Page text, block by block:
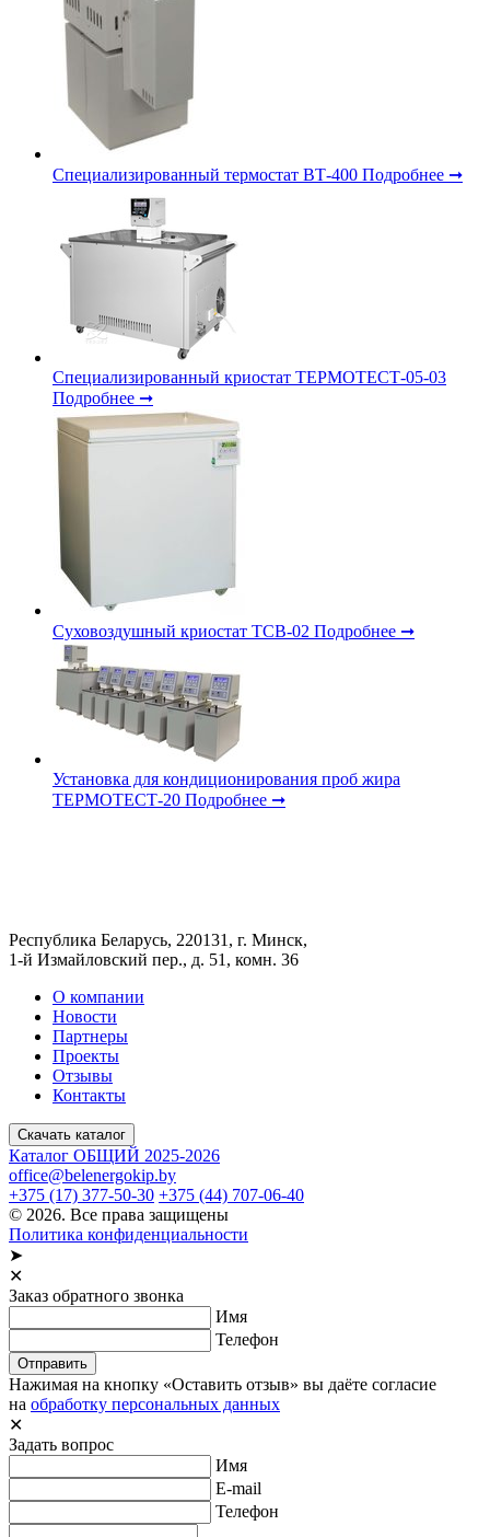
Специализированный термостат ВТ-400 Подробнее ➞
Специализированный криостат ТЕРМОТЕСТ-05-03
Подробнее ➞
Суховоздушный криостат ТСВ-02 Подробнее ➞
Установка для кондиционирования проб жира
ТЕРМОТЕСТ-20 Подробнее ➞
Республика Беларусь, 220131, г. Минск,
1-й Измайловский пер., д. 51, комн. 36
О компании
Новости
Партнеры
Проекты
Отзывы
Контакты
Скачать каталог
Каталог ОБЩИЙ 2025-2026
office@belenergokip.by
+375 (17) 377-50-30 +375 (44) 707-06-40
© 2026. Все права защищены
Политика конфиденциальности
➤
✕
Заказ обратного звонка
Имя
Телефон
Отправить
Нажимая на кнопку «Оставить отзыв» вы даёте согласие
на обработку персональных данных
✕
Задать вопрос
Имя
E-mail
Телефон